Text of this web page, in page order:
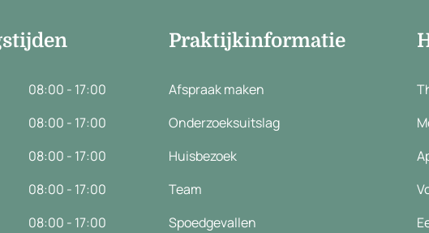
08:00 - 17:00
08:00 - 17:00
08:00 - 17:00
08:00 - 17:00
08:00 - 17:00
Praktijkinformatie
Afspraak maken
Onderzoeksuitslag
Huisbezoek
Team
Spoedgevallen